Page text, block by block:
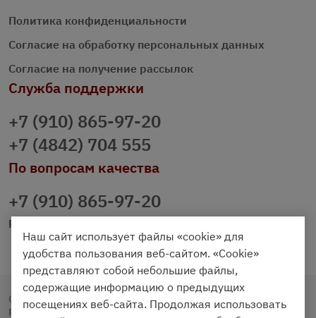
Политика конфиденциальности
Согласие на обработку персональных данных
Согласие на получение рассылок
Служба поддержки
+7 (910) 865-97-20
+7 (4842) 704 555
По вопросам качества
+7 (910) 865-97-20
prazdnichniy40@palmi.ru
Copyright © 2020 - 2026. Праздничный Стол.
Разработка и продвижение - Vegas Studio
Наш сайт использует файлы «cookie» для
удобства пользования веб-сайтом. «Cookie»
представляют собой небольшие файлы,
содержащие информацию о предыдущих
посещениях веб-сайта. Продолжая использовать